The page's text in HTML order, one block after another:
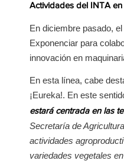
Actividades del INTA
En diciembre pasado,
Exponenciar para
innovación en
En esta línea, cabe
¡Eureka!. En este
estará centrada en las
Secretaría de
actividades
variedades vegetales